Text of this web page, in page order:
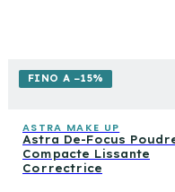
FINO A −15%
ASTRA MAKE UP
Astra De-Focus
Compacte Lissante
Correctrice